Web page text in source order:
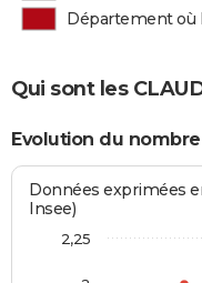
Département où
Qui sont les
Evolution du
Données exprimées
Insee)
2,25